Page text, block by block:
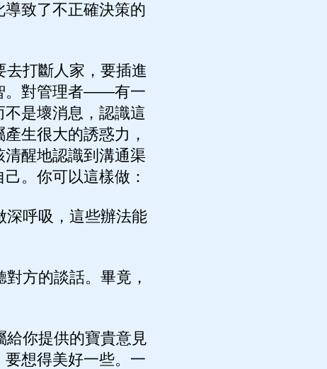
致了不正確決策的
打斷人家，要插進
。對管理者——有一
是壞消息，認識這
生很大的誘惑力，
醒地認識到溝通渠
。你可以這樣做：
呼吸，這些辦法能
方的談話。畢竟，
你提供的寶貴意見
想得美好一些。一